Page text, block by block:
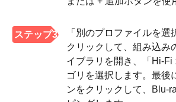
ステップ3
「別のプロファイルを選
クリックして、組み込み
イブラリを開き、「Hi-Fi
ゴリを選択します。最後
ンをクリックして、Blu-